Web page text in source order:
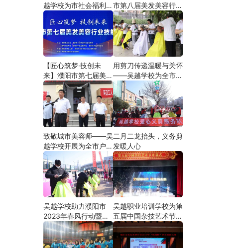
越学校为市社会福利院
爱心义剪
市第八届美发美容行业
技能大赛圆满闭幕
【匠心筑梦·技创未
来】濮阳市第七届美发
美容行业技能大赛在市
工人文化宫隆重举行
用剪刀传递温暖与关怀
——吴越学校为全市户
外劳动者爱心义剪
致敬城市美容师——吴
越学校开展为全市户外
劳动者爱心义剪活动
二月二龙抬头，义务剪
发暖人心
吴越学校助力濮阳市
2023年春风行动暨就
业援助月”首场新春招
聘会活动
吴越职业培训学校为第
五届中国杂技艺术节加
油添彩